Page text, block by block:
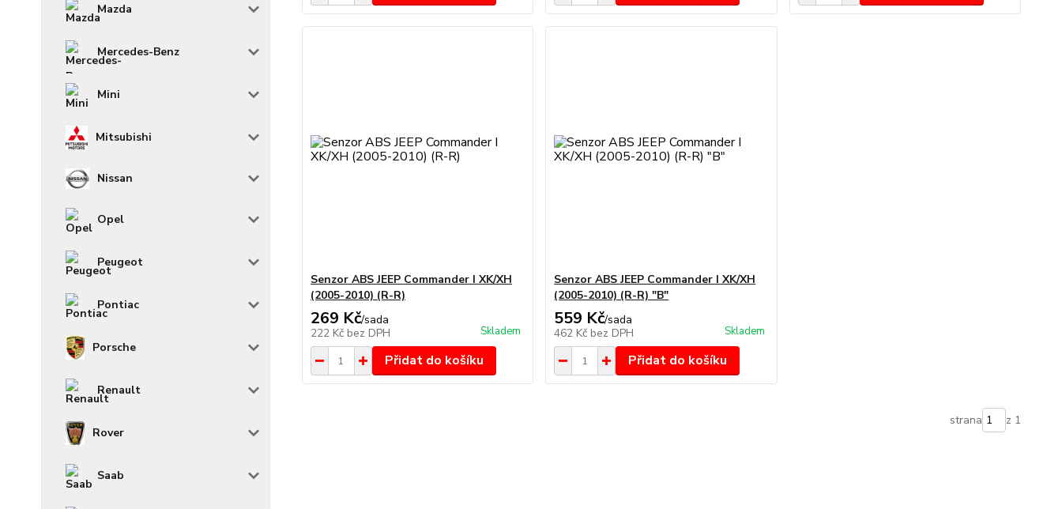
Mazda
Mercedes-Benz
Mini
Mitsubishi
Nissan
Opel
Peugeot
Pontiac
Porsche
Renault
Rover
Saab
Senzor ABS JEEP Commander I XK/XH
(2005-2010) (R-R)
269 Kč/sada
222 Kč bez DPH Skladem
Přidat do košíku
Senzor ABS JEEP Commander I XK/XH
(2005-2010) (R-R) "B"
559 Kč/sada
462 Kč bez DPH Skladem
Přidat do košíku
strana z 1